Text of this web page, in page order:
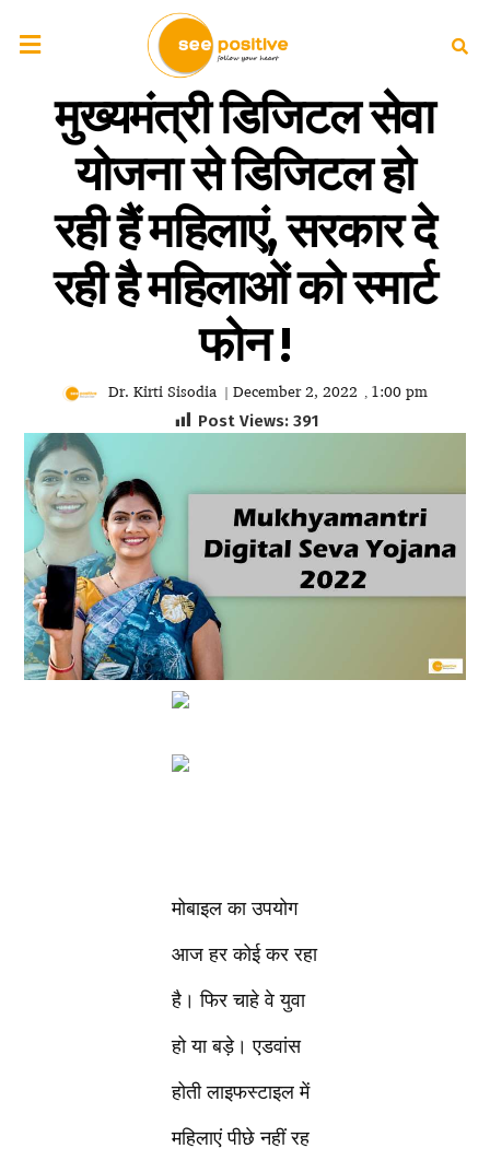
मुख्यमंत्री डिजिटल सेवा
योजना से डिजिटल हो
रही हैं महिलाएं, सरकार दे
रही है महिलाओं को स्मार्ट
फोन !
Dr. Kirti Sisodia | December 2, 2022 , 1:00 pm
Post Views: 391
मोबाइल का उपयोग
आज हर कोई कर रहा
है। फिर चाहे वे युवा
हो या बड़े। एडवांस
होती लाइफस्टाइल में
महिलाएं पीछे नहीं रह